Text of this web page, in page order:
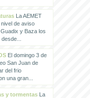
La AEMET
de aviso
y Baza los
El domingo 3 de
San Juan de
del frio
una gran...
y tormentasLa